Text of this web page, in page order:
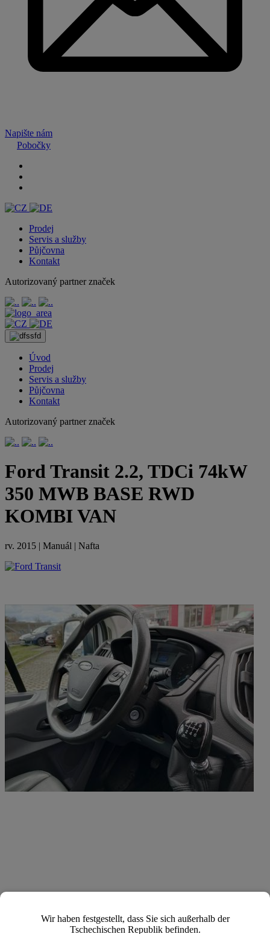
Napište nám
Pobočky
Prodej
Servis a služby
Půjčovna
Kontakt
Autorizovaný partner značek
Úvod
Prodej
Servis a služby
Půjčovna
Kontakt
Autorizovaný partner značek
Ford Transit 2.2, TDCi 74kW
350 MWB BASE RWD
KOMBI VAN
rv. 2015 | Manuál | Nafta
Wir haben festgestellt, dass Sie sich außerhalb der
Tschechischen Republik befinden.